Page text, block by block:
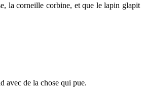
la corneille corbine, et que le lapin glapit
avec de la chose qui pue.